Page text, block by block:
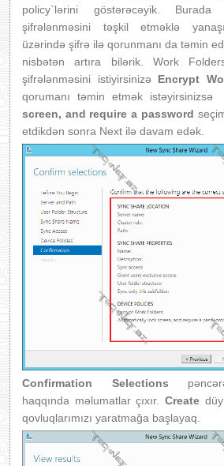
policy`lərini göstərəcəyik. Burada
şifrələnməsini təşkil etməklə
üzərində şifrə ilə qorunmanı da təmin
nisbətən artıra bilərik. Work
şifrələnməsini istiyirsinizə Encrypt
qorumanı təmin etmək istəyirsinizsə
screen, and require a password
etdikdən sonra Next ilə davam edək.
Confirmation Selections
haqqında məlumatlar çıxır.Create
qovluqlarımızı yaratmağa başlayaq.